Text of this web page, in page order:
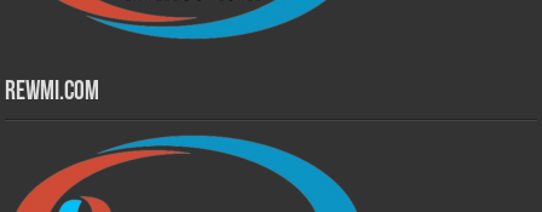
Rewmi.Com